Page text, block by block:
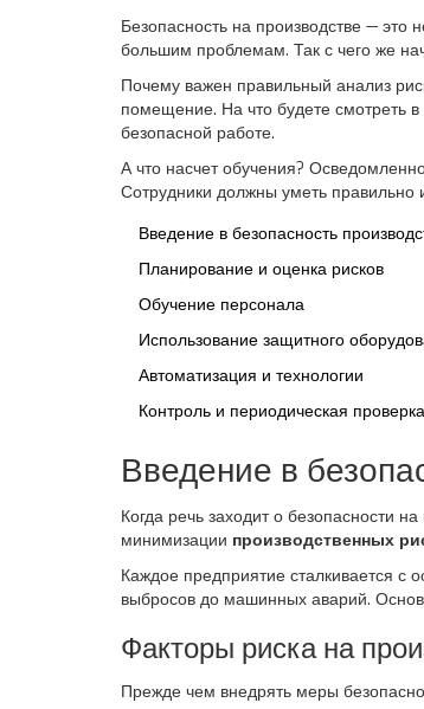
Безопасность на производстве —
большим проблемам. Так с чего же
Почему важен правильный анализ
помещение. На что будете смотреть в
безопасной работе.
А что насчет обучения?
Сотрудники должны уметь правильно
Введение в безопасность
Планирование и оценка рисков
Обучение персонала
Использование защитного
Автоматизация и технологии
Контроль и периодическая проверка
Введение в
Когда речь заходит о безопасности
минимизации производственных
Каждое предприятие сталкивается с
выбросов до машинных аварий.
Факторы риска на
Прежде чем внедрять меры